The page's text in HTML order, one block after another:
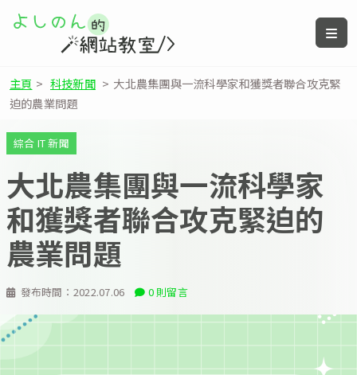
主頁 > 科技新聞 > 大北農集團與一流科學家和獲獎者聯合攻克緊
迫的農業問題
發布時間： 2022.07.06 0 則留言
綜合 IT 新聞
大北農集團與一流科學家
和獲獎者聯合攻克緊迫的
農業問題